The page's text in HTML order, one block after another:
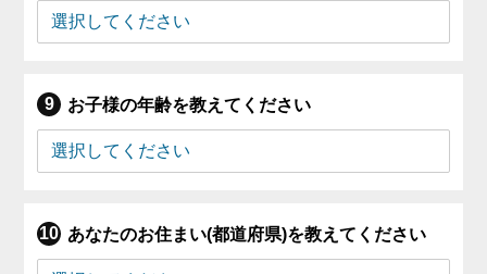
お子様の年齢を教えてください
あなたのお住まい(都道府県)を教えてください